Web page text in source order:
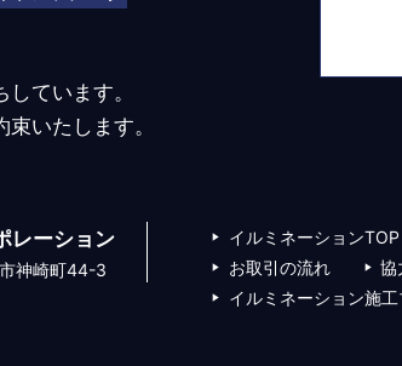
ています。
いたします。
レーション
神崎町44-3
イルミネーションTOP
お取引の流れ
協
イルミネーション施